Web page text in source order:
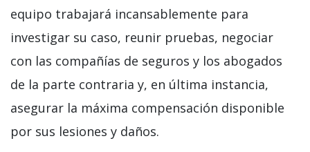
equipo trabajará incansablemente para
investigar su caso, reunir pruebas, negociar
con las compañías de seguros y los abogados
de la parte contraria y, en última instancia,
asegurar la máxima compensación disponible
por sus lesiones y daños.